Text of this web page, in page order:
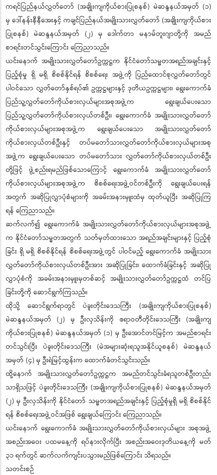
ကရင်ပြည်နယ်လွှတ်တော် (အချိုးကျကိုယ်စားပြုစနစ်) မဲဆန္ဒနယ်အမှတ် (၁)
မှ ဒေါ်နန်းနီနီအေးနှင့် ကချင်ပြည်နယ်အမျိုးသားလွှတ်တော် (အချိုးကျကိုယ်စား
ပြုစနစ်) မဲဆန္ဒနယ်အမှတ် (၂) မှ ဒေါက်တာ မနာမ်တူးဂျာတို့ကို အမည်
စာရင်းတင်သွင်းကြောင်း ကြေညာသည်။
ယင်းနောက် အမျိုးသားလွှတ်တော်ဥက္ကဋ္ဌက နိုင်ငံတော်သမ္မတအရည်အချင်းနှင့်
ပြည့်စုံမှု ရှိ မရှိ စိစစ်နိုင်ရန် စိစစ်ရေး အဖွဲ့ကို ပြည်ထောင်စုလွှတ်တော်တွင်
ပါဝင်သော လွှတ်တော်နှစ်ရပ်၏ ဥက္ကဋ္ဌများနှင့် ဒုတိယဥက္ကဋ္ဌများ၊ ရွေးကောက်ခံ
ပြည်သူ့လွှတ်တော်ကိုယ်စားလှယ်များအစုအဖွဲ့က ရွေးချယ်ပေးသော
ပြည်သူ့လွှတ်တော်ကိုယ်စားလှယ်တစ်ဦး၊ ရွေးကောက်ခံ အမျိုးသားလွှတ်တော်
ကိုယ်စားလှယ်များအစုအဖွဲ့က ရွေးချယ်ပေးသော အမျိုးသားလွှတ်တော်
ကိုယ်စားလှယ်တစ်ဦးနှင့် တပ်မတော်သားလွှတ်တော်ကိုယ်စားလှယ်များအစု
အဖွဲ့က ရွေးချယ်ပေးသော တပ်မတော်သား လွှတ်တော်ကိုယ်စားလှယ်တစ်ဦး
တို့ဖြင့် ဖွဲ့စည်းရမည်ဖြစ်သောကြောင့် ရွေးကောက်ခံ အမျိုးသားလွှတ်တော်
ကိုယ်စားလှယ်များအစုအဖွဲ့က စိစစ်ရေးအဖွဲ့ဝင်တစ်ဦးကို ရွေးချယ်ပေးရန်
အတွက် အဆိုပြုလွှာပုံစံများကို အခမ်းအနားမှူးထံမှ ထုတ်ယူပြီး အဆိုပြုကြ
ရန် ကြေညာသည်။
ဆက်လက်၍ ရွေးကောက်ခံ အမျိုးသားလွှတ်တော်ကိုယ်စားလှယ်များအစုအဖွဲ့
က နိုင်ငံတော်သမ္မတအတွက် သတ်မှတ်ထားသော အရည်အချင်းများနှင့် ပြည့်စုံ
ခြင်း ရှိ မရှိ စိစစ်နိုင်ရန် စိစစ်ရေးအဖွဲ့တွင် ပါဝင်မည့် ရွေးကောက်ခံ အမျိုးသား
လွှတ်တော်ကိုယ်စားလှယ်တစ်ဦးအား အဆိုပြုခြင်း၊ ထောက်ခံခြင်းနှင့် အဆိုပြု
လွှာပုံစံကို အခမ်းအနားမှူးမှတစ်ဆင့် အမျိုးသားလွှတ်တော်ဥက္ကဋ္ဌထံ တင်ပြ
ခြင်းတို့ကို ဆောင်ရွက်ကြသည်။
ထိုသို့ ဆောင်ရွက်ရာတွင် ပဲခူးတိုင်းဒေသကြီး (အချိုးကျကိုယ်စားပြုစနစ်)
မဲဆန္ဒနယ်အမှတ် (၂) မှ ဦးလှသိန်းကို ဧရာဝတီတိုင်းဒေသကြီး (အချိုးကျ
ကိုယ်စားပြုစနစ်) မဲဆန္ဒနယ်အမှတ် (၁) မှ ဦးအောင်တင်မြင့်က အမည်စာရင်း
တင်သွင်းပြီး ပဲခူးတိုင်းဒေသကြီး (မဲအများဆုံးရသူအနိုင်ယူစနစ်) မဲဆန္ဒနယ်
အမှတ် (၄) မှ ဦးရဲမြင့်ထွန်းက ထောက်ခံတင်သွင်းသည်။
ထို့နောက် အမျိုးသားလွှတ်တော်ဥက္ကဋ္ဌက အမည်တင်သွင်းခံရသူတစ်ဦးတည်း
သာရှိသဖြင့် ပဲခူးတိုင်းဒေသကြီး (အချိုးကျကိုယ်စားပြုစနစ်) မဲဆန္ဒနယ်အမှတ်
(၂) မှ ဦးလှသိန်းကို နိုင်ငံတော် သမ္မတအရည်အချင်းနှင့် ပြည့်စုံမှုရှိ မရှိ စိစစ်နိုင်
ရန် စိစစ်ရေးအဖွဲ့ဝင်အဖြစ် ရွေးချယ်ကြောင်း ကြေညာသည်။
ယင်းနောက် ရွေးကောက်ခံ အမျိုးသားလွှတ်တော်ကိုယ်စားလှယ်များ အစုအဖွဲ့
အစည်းအဝေး ပထမနေ့ကို ရပ်နားလိုက်ပြီး အစည်းအဝေးဒုတိယနေ့ကို မတ်
၃၁ ရက်တွင် ဆက်လက်ကျင်းပသွားမည်ဖြစ်ကြောင်း သိရသည်။
သတင်းစဉ်